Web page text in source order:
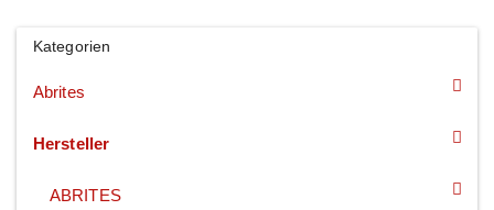
Kategorien
Abrites
Hersteller
ABRITES